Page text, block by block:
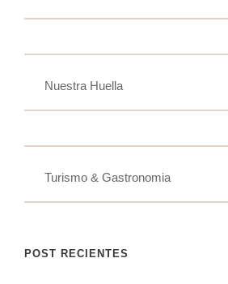
Nuestra Huella
Turismo & Gastronomia
POST RECIENTES